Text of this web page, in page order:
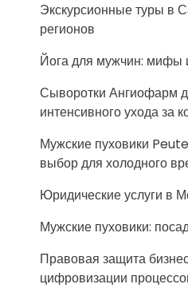
Экскурсионные туры в
регионов
Йога для мужчин: мифы
Сыворотки Ангиофарм
интенсивного ухода за
Мужские пуховики
выбор для холодного
Юридические услуги в
Мужские пуховики:
Правовая защита
цифровизации